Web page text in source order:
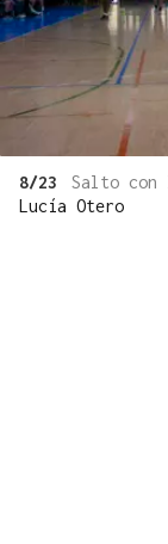
8/23 Salto
Lucía Otero